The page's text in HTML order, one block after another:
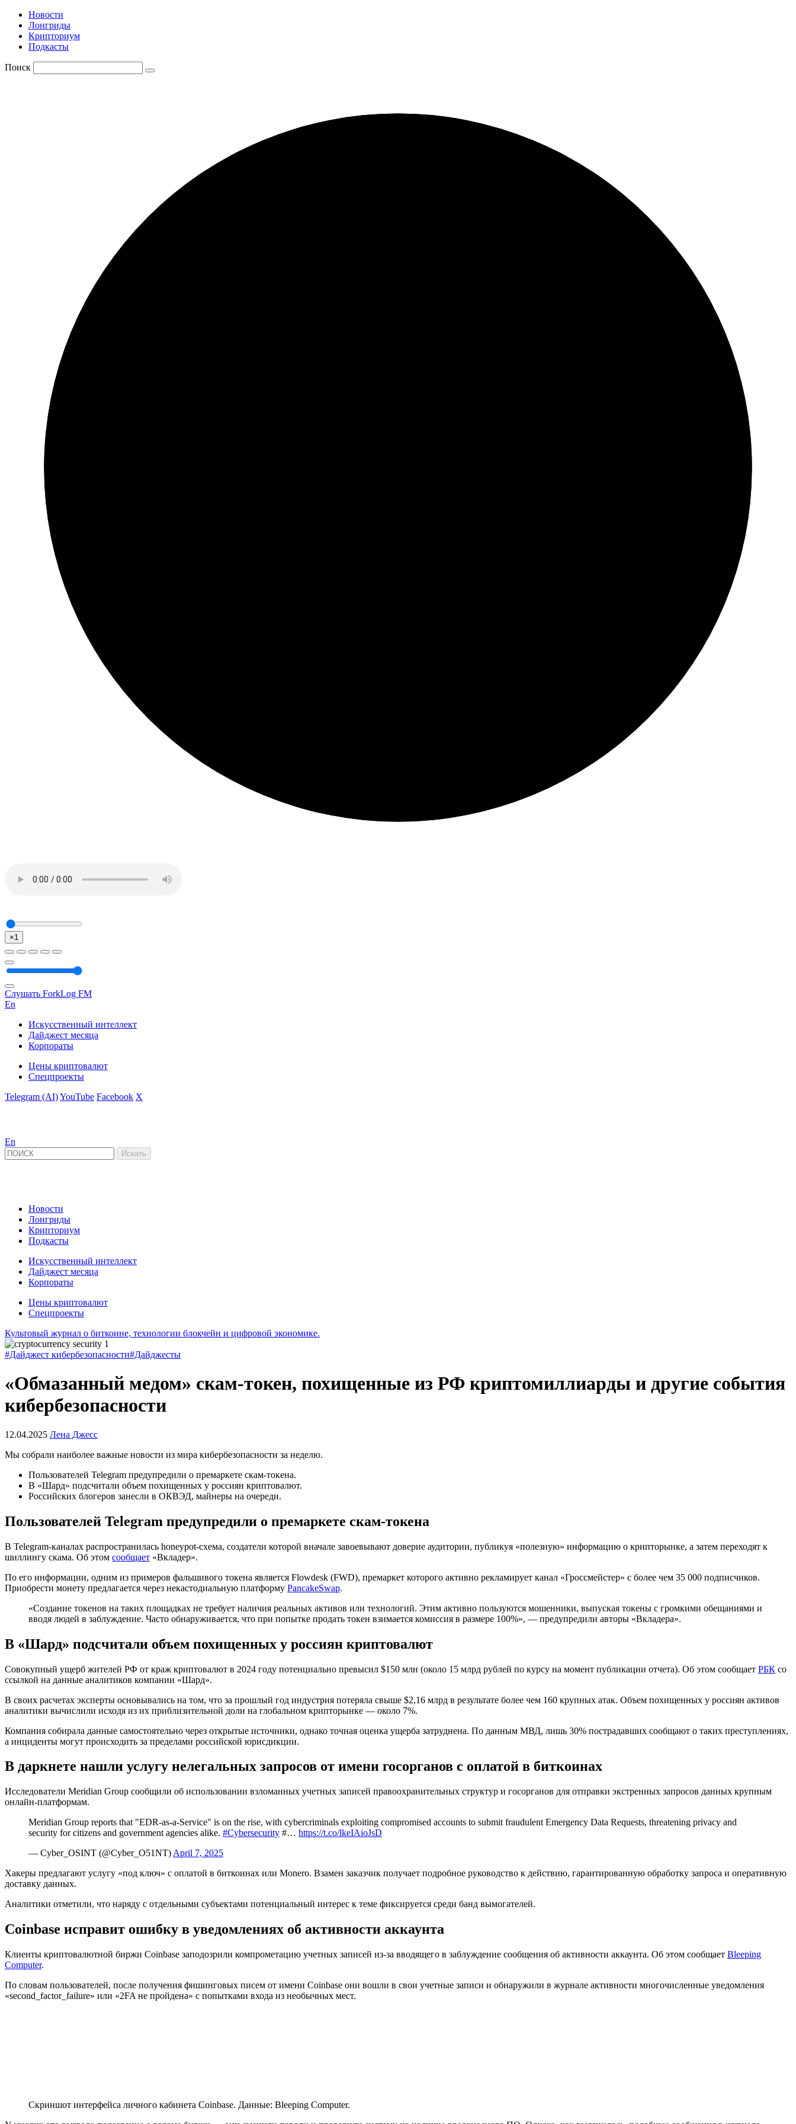
Новости
Лонгриды
Крипториум
Подкасты
Поиск
×1
Слушать ForkLog FM
En
Искусственный интеллект
Дайджест месяца
Корпораты
Цены криптовалют
Спецпроекты
Telegram (AI)YouTube Facebook X
En
Новости
Лонгриды
Крипториум
Подкасты
Искусственный интеллект
Дайджест месяца
Корпораты
Цены криптовалют
Спецпроекты
Культовый журнал о биткоине, технологии блокчейн и цифровой экономике.
#Дайджест кибербезопасности#Дайджесты
«Обмазанный медом» скам-токен, похищенные из РФ криптомиллиарды и другие события
кибербезопасности
12.04.2025 Лена Джесс
Мы собрали наиболее важные новости из мира кибербезопасности за неделю.
Пользователей Telegram предупредили о премаркете скам-токена.
В «Шард» подсчитали объем похищенных у россиян криптовалют.
Российских блогеров занесли в ОКВЭД, майнеры на очереди.
Пользователей Telegram предупредили о премаркете скам-токена
В Telegram-каналах распространилась honeypot-схема, создатели которой вначале завоевывают доверие аудитории, публикуя «полезную» информацию о крипторынке, а затем переходят к
шиллингу скама. Об этом сообщает «Вкладер».
По его информации, одним из примеров фальшивого токена является Flowdesk (FWD), премаркет которого активно рекламирует канал «Гроссмейстер» с более чем 35 000 подписчиков.
Приобрести монету предлагается через некастодиальную платформу PancakeSwap.
«Создание токенов на таких площадках не требует наличия реальных активов или технологий. Этим активно пользуются мошенники, выпуская токены с громкими обещаниями и
вводя людей в заблуждение. Часто обнаруживается, что при попытке продать токен взимается комиссия в размере 100%», — предупредили авторы «Вкладера».
В «Шард» подсчитали объем похищенных у россиян криптовалют
Совокупный ущерб жителей РФ от краж криптовалют в 2024 году потенциально превысил $150 млн (около 15 млрд рублей по курсу на момент публикации отчета). Об этом сообщает РБК со
ссылкой на данные аналитиков компании «Шард».
В своих расчетах эксперты основывались на том, что за прошлый год индустрия потеряла свыше $2,16 млрд в результате более чем 160 крупных атак. Объем похищенных у россиян активов
аналитики вычислили исходя из их приблизительной доли на глобальном крипторынке — около 7%.
Компания собирала данные самостоятельно через открытые источники, однако точная оценка ущерба затруднена. По данным МВД, лишь 30% пострадавших сообщают о таких преступлениях,
а инциденты могут происходить за пределами российской юрисдикции.
В даркнете нашли услугу нелегальных запросов от имени госорганов с оплатой в биткоинах
Исследователи Meridian Group сообщили об использовании взломанных учетных записей правоохранительных структур и госорганов для отправки экстренных запросов данных крупным
онлайн-платформам.
Meridian Group reports that "EDR-as-a-Service" is on the rise, with cybercriminals exploiting compromised accounts to submit fraudulent Emergency Data Requests, threatening privacy and
security for citizens and government agencies alike. #Cybersecurity #… https://t.co/lkeIAioJsD
— Cyber_OSINT (@Cyber_O51NT) April 7, 2025
Хакеры предлагают услугу «под ключ» с оплатой в биткоинах или Monero. Взамен заказчик получает подробное руководство к действию, гарантированную обработку запроса и оперативную
доставку данных.
Аналитики отметили, что наряду с отдельными субъектами потенциальный интерес к теме фиксируется среди банд вымогателей.
Coinbase исправит ошибку в уведомлениях об активности аккаунта
Клиенты криптовалютной биржи Coinbase заподозрили компрометацию учетных записей из-за вводящего в заблуждение сообщения об активности аккаунта. Об этом сообщает Bleeping
Computer.
По словам пользователей, после получения фишинговых писем от имени Coinbase они вошли в свои учетные записи и обнаружили в журнале активности многочисленные уведомления
«second_factor_failure» или «2FA не пройдена» с попытками входа из необычных мест.
Скриншот интерфейса личного кабинета Coinbase. Данные: Bleeping Computer.